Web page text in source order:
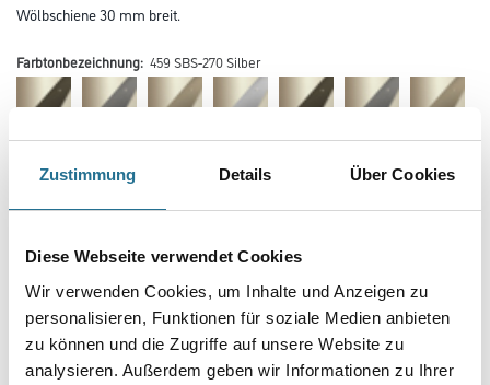
Zustimmung Details Über Cookies
Diese Webseite verwendet Cookies
Wir verwenden Cookies, um Inhalte und Anzeigen zu
personalisieren, Funktionen für soziale Medien anbieten
zu können und die Zugriffe auf unsere Website zu
analysieren. Außerdem geben wir Informationen zu Ihrer
Wölbschiene 30 mm breit.
Farbtonbezeichnung: 459 SBS-270 Silber
Breite in centimeter